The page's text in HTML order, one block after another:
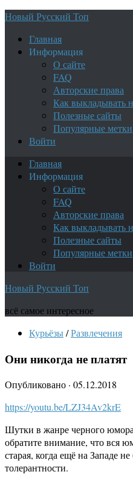
Новый Русский Топ
Главная
Информация
О сайте
FAQ
Авторские права
Как выкладывать
Полезные сайты
Популярные метки
Войти
Главная
Информация
О сайте
FAQ
Авторские права
Как выкладывать
Полезные сайты
Популярные метки
Войти
Новый Русский Топ
всё самое интересное
Курьёзы/Развлечения
Они никогда не платят
Опубликовано · 05.12.2018
https://youtu.be/LZJ34Av2krE
Шутки в жанре черного
обратите внимание, что вся
старая, когда ещё на Западе
толерантности.